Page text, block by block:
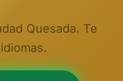
Quesada. Te